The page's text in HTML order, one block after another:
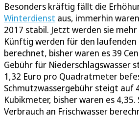
Besonders kräftig fällt die
Winterdienst aus, immerhin
2017 stabil. Jetzt werden sie
Künftig werden für den
berechnet, bisher waren es 39
Gebühr für Niederschlagswasser
1,32 Euro pro Quadratmeter
Schmutzwassergebühr steigt auf
Kubikmeter, bisher waren es 4,35.
Verbrauch an Frischwasser